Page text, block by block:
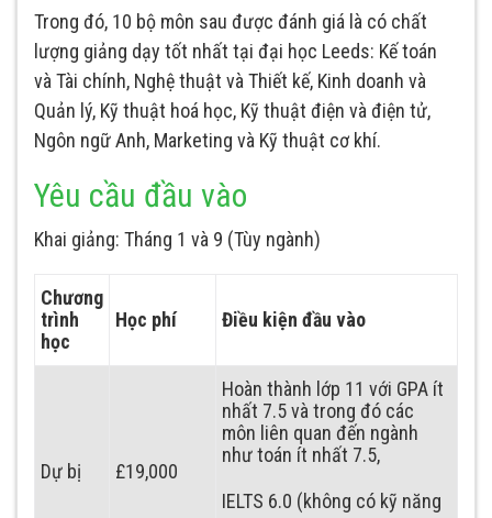
Trong đó, 10 bộ môn sau được đánh giá là có chất
lượng giảng dạy tốt nhất tại đại học Leeds: Kế toán
và Tài chính, Nghệ thuật và Thiết kế, Kinh doanh và
Quản lý, Kỹ thuật hoá học, Kỹ thuật điện và điện tử,
Ngôn ngữ Anh, Marketing và Kỹ thuật cơ khí.
Yêu cầu đầu vào
Khai giảng: Tháng 1 và 9 (Tùy ngành)
Chương
trình
học
Học phí Điều kiện đầu vào
Dự bị £19,000
Hoàn thành lớp 11 với GPA ít
nhất 7.5 và trong đó các
môn liên quan đến ngành
như toán ít nhất 7.5,
IELTS 6.0 (không có kỹ năng